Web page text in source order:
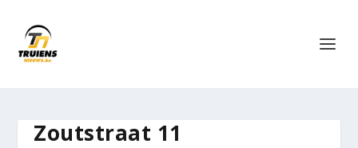
Zoutstraat 11